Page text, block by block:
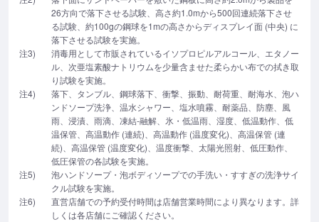
26方向で落下させる試験、高さ約1.0mから500回連続落下させ
る試験、約100gの鋼球を1mの高さからディスプレイ面 (中央) に
落下させる試験を実施。
注3)
消毒用として市販されているイソプロピルアルコール、エタノー
ル、次亜塩素酸ナトリウムを少量含ませた柔らかい布での拭き取
り試験を実施。
注4)
落下、タンブル、鋼球落下、衝撃、振動、耐荷重、耐海水、泡ハ
ンドソープ洗浄、温水シャワー、塩水噴霧、耐薬品、防塵、風
雨、浸漬、雨滴、凍結-融解、氷・低温雨、湿度、低温動作、低
温保管、高温動作 (連続)、高温動作 (温度変化)、高温保管 (連
続)、高温保管 (温度変化)、温度衝撃、太陽光照射、低圧動作、
低圧保管の各試験を実施。
注5)
泡ハンドソープ・泡ボディソープでの手洗い・すすぎの洗浄サイ
クル試験を実施。
注6)
直営店舗での予約受付時間は店舗営業時間により異なります。詳
しくは各店舗にご確認ください。